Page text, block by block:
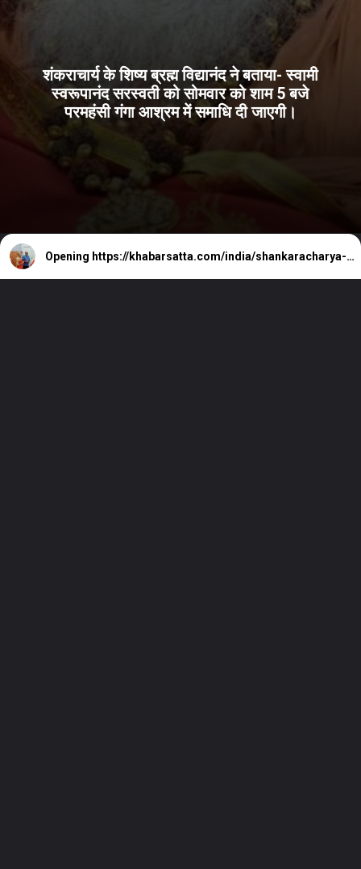
शंकराचार्य के शिष्य ब्रह्म विद्यानंद ने बताया- स्वामी
स्वरूपानंद सरस्वती को सोमवार को शाम 5 बजे
परमहंसी गंगा आश्रम में समाधि दी जाएगी।
Opening https://khabarsatta.com/india/shankaracharya-swami-swaroopanand-saraswati-passed-away-last-darshan-from-today-evening-till-2-pm-then-samadhi-will-be-given-at-paramhansi-ganga-ashram/